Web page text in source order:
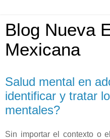
Blog Nueva
Mexicana
Salud mental en
identificar y tratar
mentales?
Sin importar el contexto o